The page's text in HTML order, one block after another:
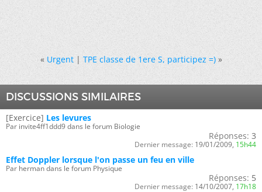
« Urgent|TPE classe de 1ere S, participez =) »
DISCUSSIONS SIMILAIRES
[Exercice] Les levures
Par invite4ff1ddd9 dans le forum Biologie
Réponses: 3
Dernier message: 19/01/2009, 15h44
Effet Doppler lorsque l'on passe un feu en ville
Par herman dans le forum Physique
Réponses: 5
Dernier message: 14/10/2007, 17h18